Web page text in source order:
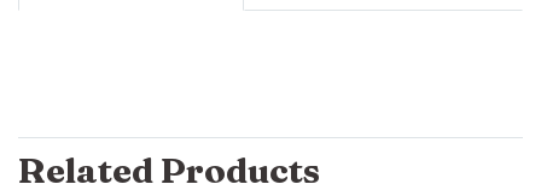
Related Products